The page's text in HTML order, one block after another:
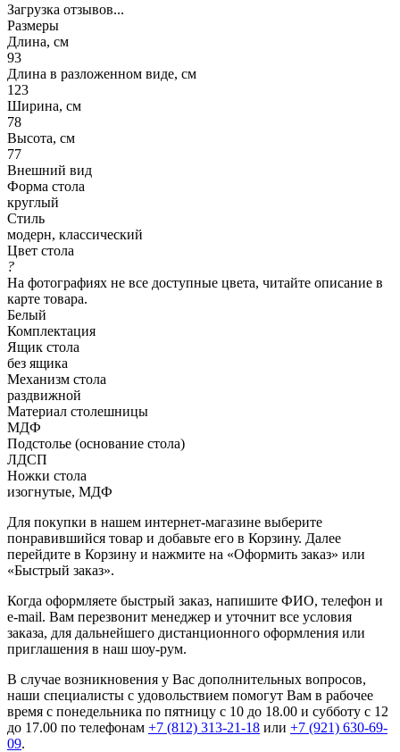
Загрузка отзывов...
Размеры
Длина, см
93
Длина в разложенном виде, см
123
Ширина, см
78
Высота, см
77
Внешний вид
Форма стола
круглый
Стиль
модерн, классический
Цвет стола
?
На фотографиях не все доступные цвета, читайте описание в
карте товара.
Белый
Комплектация
Ящик стола
без ящика
Механизм стола
раздвижной
Материал столешницы
МДФ
Подстолье (основание стола)
ЛДСП
Ножки стола
изогнутые, МДФ
Для покупки в нашем интернет-магазине выберите
понравившийся товар и добавьте его в Корзину. Далее
перейдите в Корзину и нажмите на «Оформить заказ» или
«Быстрый заказ».
Когда оформляете быстрый заказ, напишите ФИО, телефон и
e-mail. Вам перезвонит менеджер и уточнит все условия
заказа, для дальнейшего дистанционного оформления или
приглашения в наш шоу-рум.
В случае возникновения у Вас дополнительных вопросов,
наши специалисты с удовольствием помогут Вам в рабочее
время с понедельника по пятницу с 10 до 18.00 и субботу с 12
до 17.00 по телефонам +7 (812) 313-21-18 или +7 (921) 630-69-
09.